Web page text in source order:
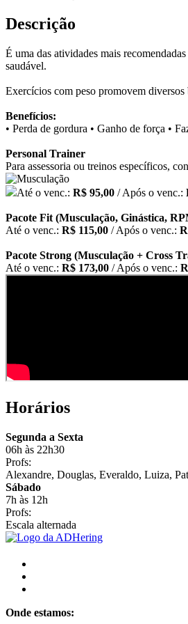
Descrição
É uma das atividades mais
saudável.
Exercícios com peso promovem
Benefícios:
• Perda de gordura • Ganho de força •
Personal Trainer
Para assessoria ou treinos específicos,
Até o venc.: R$ 95,00 / Após o venc.:
Pacote Fit (Musculação, Ginástica,
Até o venc.: R$ 115,00 / Após o venc.:
Pacote Strong (Musculação + Cross
Até o venc.: R$ 173,00 / Após o venc.:
Horários
Segunda a Sexta
06h às 22h30
Profs:
Alexandre, Douglas, Everaldo, Luiza,
Sábado
7h às 12h
Profs:
Escala alternada
Onde estamos: